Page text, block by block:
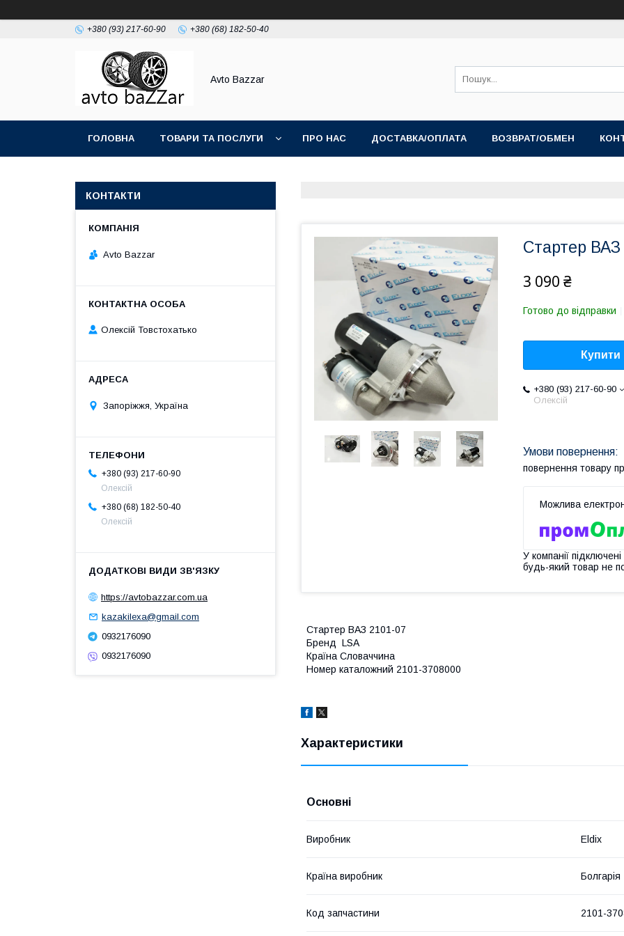
+380 (93) 217-60-90 +380 (68) 182-50-40
Avto Bazzar
ГОЛОВНА ТОВАРИ ТА ПОСЛУГИ ПРО НАС ДОСТАВКА/ОПЛАТА ВОЗВРАТ/ОБМЕН
Стартер
3 090 ₴
Готово до відправки
Купити
+380 (93) 217-60-90
Олексій
повернення товару
У компанії
будь-який товар не
Стартер ВАЗ 2101-07
Бренд LSA
Країна Словаччина
Номер каталожний 2101-3708000
Характеристики
Основні
Виробник Eldix
Країна виробник Болгарія
Код запчастини 2101-
КОНТАКТИ
Avto Bazzar
Олексій Товстохатько
Запоріжжя, Україна
+380 (93) 217-60-90
Олексій
+380 (68) 182-50-40
Олексій
https://avtobazzar.com.ua
kazakilexa@gmail.com
0932176090
0932176090